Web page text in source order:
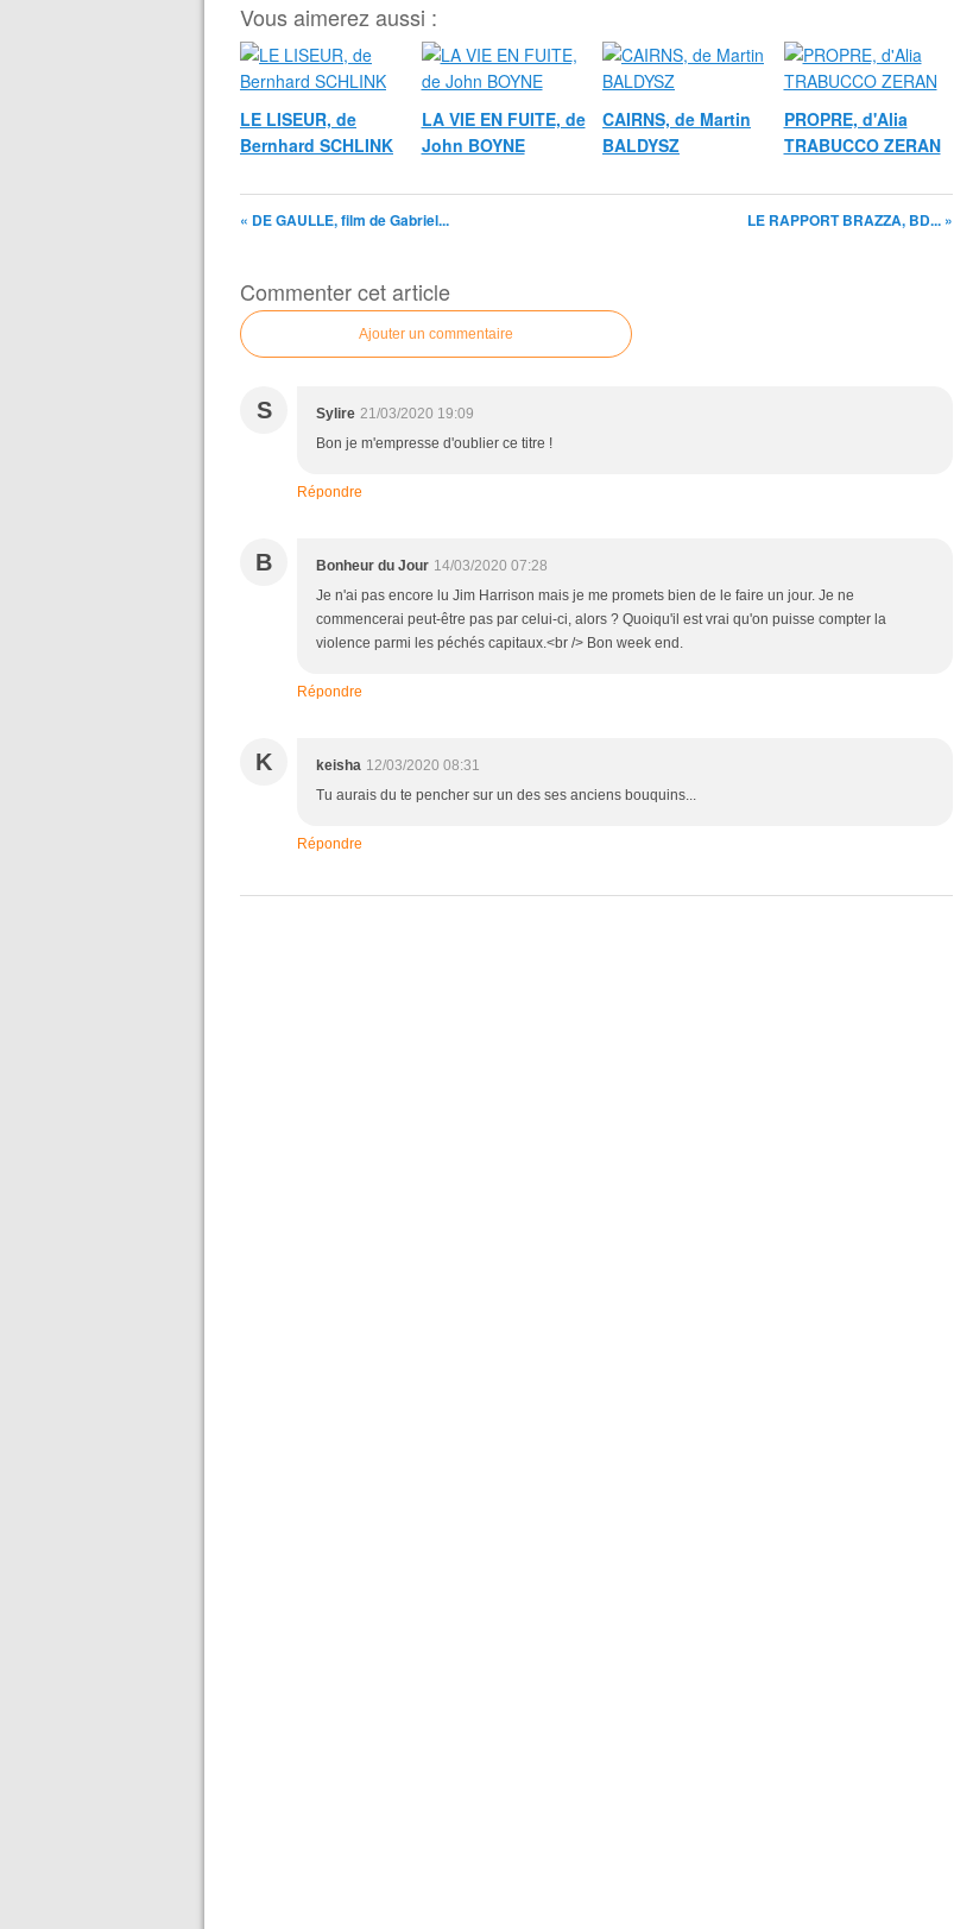
Vous aimerez aussi :
LE LISEUR, de
Bernhard SCHLINK
LA VIE EN FUITE, de
John BOYNE
CAIRNS, de Martin
BALDYSZ
PROPRE, d'Alia
TRABUCCO ZERAN
« DE GAULLE, film de Gabriel... LE RAPPORT BRAZZA, BD... »
Commenter cet article
Ajouter un commentaire
S Sylire 21/03/2020 19:09
Bon je m'empresse d'oublier ce titre !
Répondre
B Bonheur du Jour 14/03/2020 07:28
Je n'ai pas encore lu Jim Harrison mais je me promets bien de le faire un jour. Je ne
commencerai peut-être pas par celui-ci, alors ? Quoiqu'il est vrai qu'on puisse compter la
violence parmi les péchés capitaux.<br /> Bon week end.
Répondre
K keisha 12/03/2020 08:31
Tu aurais du te pencher sur un des ses anciens bouquins...
Répondre